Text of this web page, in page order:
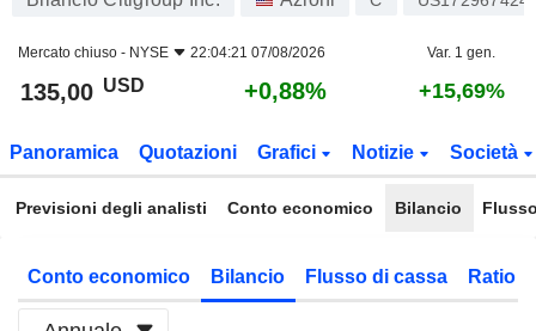
Mercato chiuso - NYSE 22:04:21 07/08/2026 Var. 1 gen.
135,00 USD +0,88% +15,69%
Panoramica Quotazioni Grafici Notizie Società
Previsioni degli analisti Conto economico Bilancio
Conto economico Bilancio Flusso di cassa Ratio